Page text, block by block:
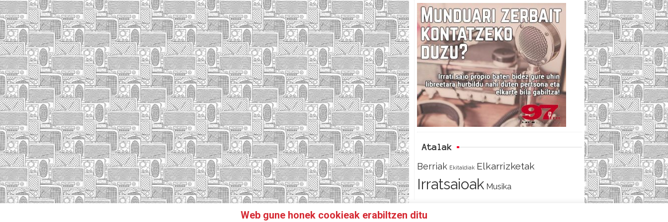
c
e
b
o
o
i
t
t
e
r
e
d
Atalak
Berriak Ekitaldiak Elkarrizketak
Irratsaioak Musika
IZAN IRRATIKIDE! FACEBOOK TWITTER HARREMANETARAKO
Web gune honek cookieak erabiltzen ditu